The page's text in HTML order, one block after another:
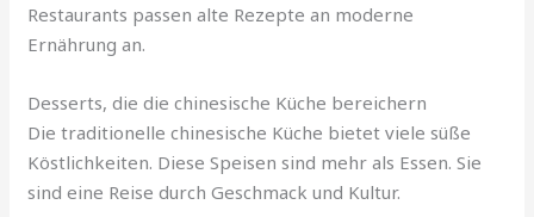
Restaurants passen alte Rezepte an moderne
Ernährung an.
Desserts, die die chinesische Küche bereichern
Die traditionelle chinesische Küche bietet viele süße
Köstlichkeiten. Diese Speisen sind mehr als Essen. Sie
sind eine Reise durch Geschmack und Kultur.